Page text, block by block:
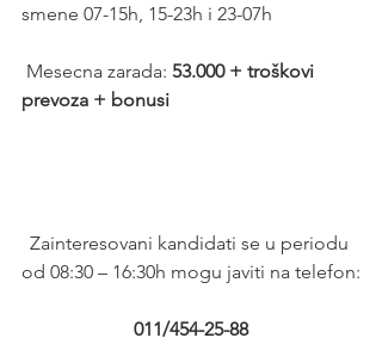
smene 07-15h, 15-23h i 23-07h
Mesecna zarada: 53.000 + troškovi
prevoza + bonusi
Zainteresovani kandidati se u periodu
od 08:30 – 16:30h mogu javiti na telefon:
011/454-25-88